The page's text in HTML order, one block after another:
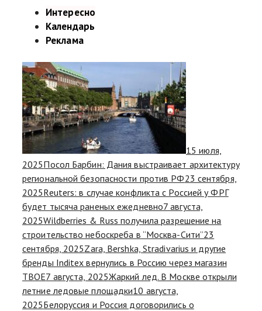
Интересно
Календарь
Реклама
15 июля,
2025Посол Барбин: Дания выстраивает архитектуру
региональной безопасности против РФ23 сентября,
2025Reuters: в случае конфликта с Россией у ФРГ
будет тысяча раненых ежедневно7 августа,
2025Wildberries & Russ получила разрешение на
строительство небоскреба в “Москва-Сити”23
сентября, 2025Zara, Bershka, Stradivarius и другие
бренды Inditex вернулись в Россию через магазин
ТВОЕ7 августа, 2025Жаркий лед. В Москве открыли
летние ледовые площадки10 августа,
2025Белоруссия и Россия договорились о